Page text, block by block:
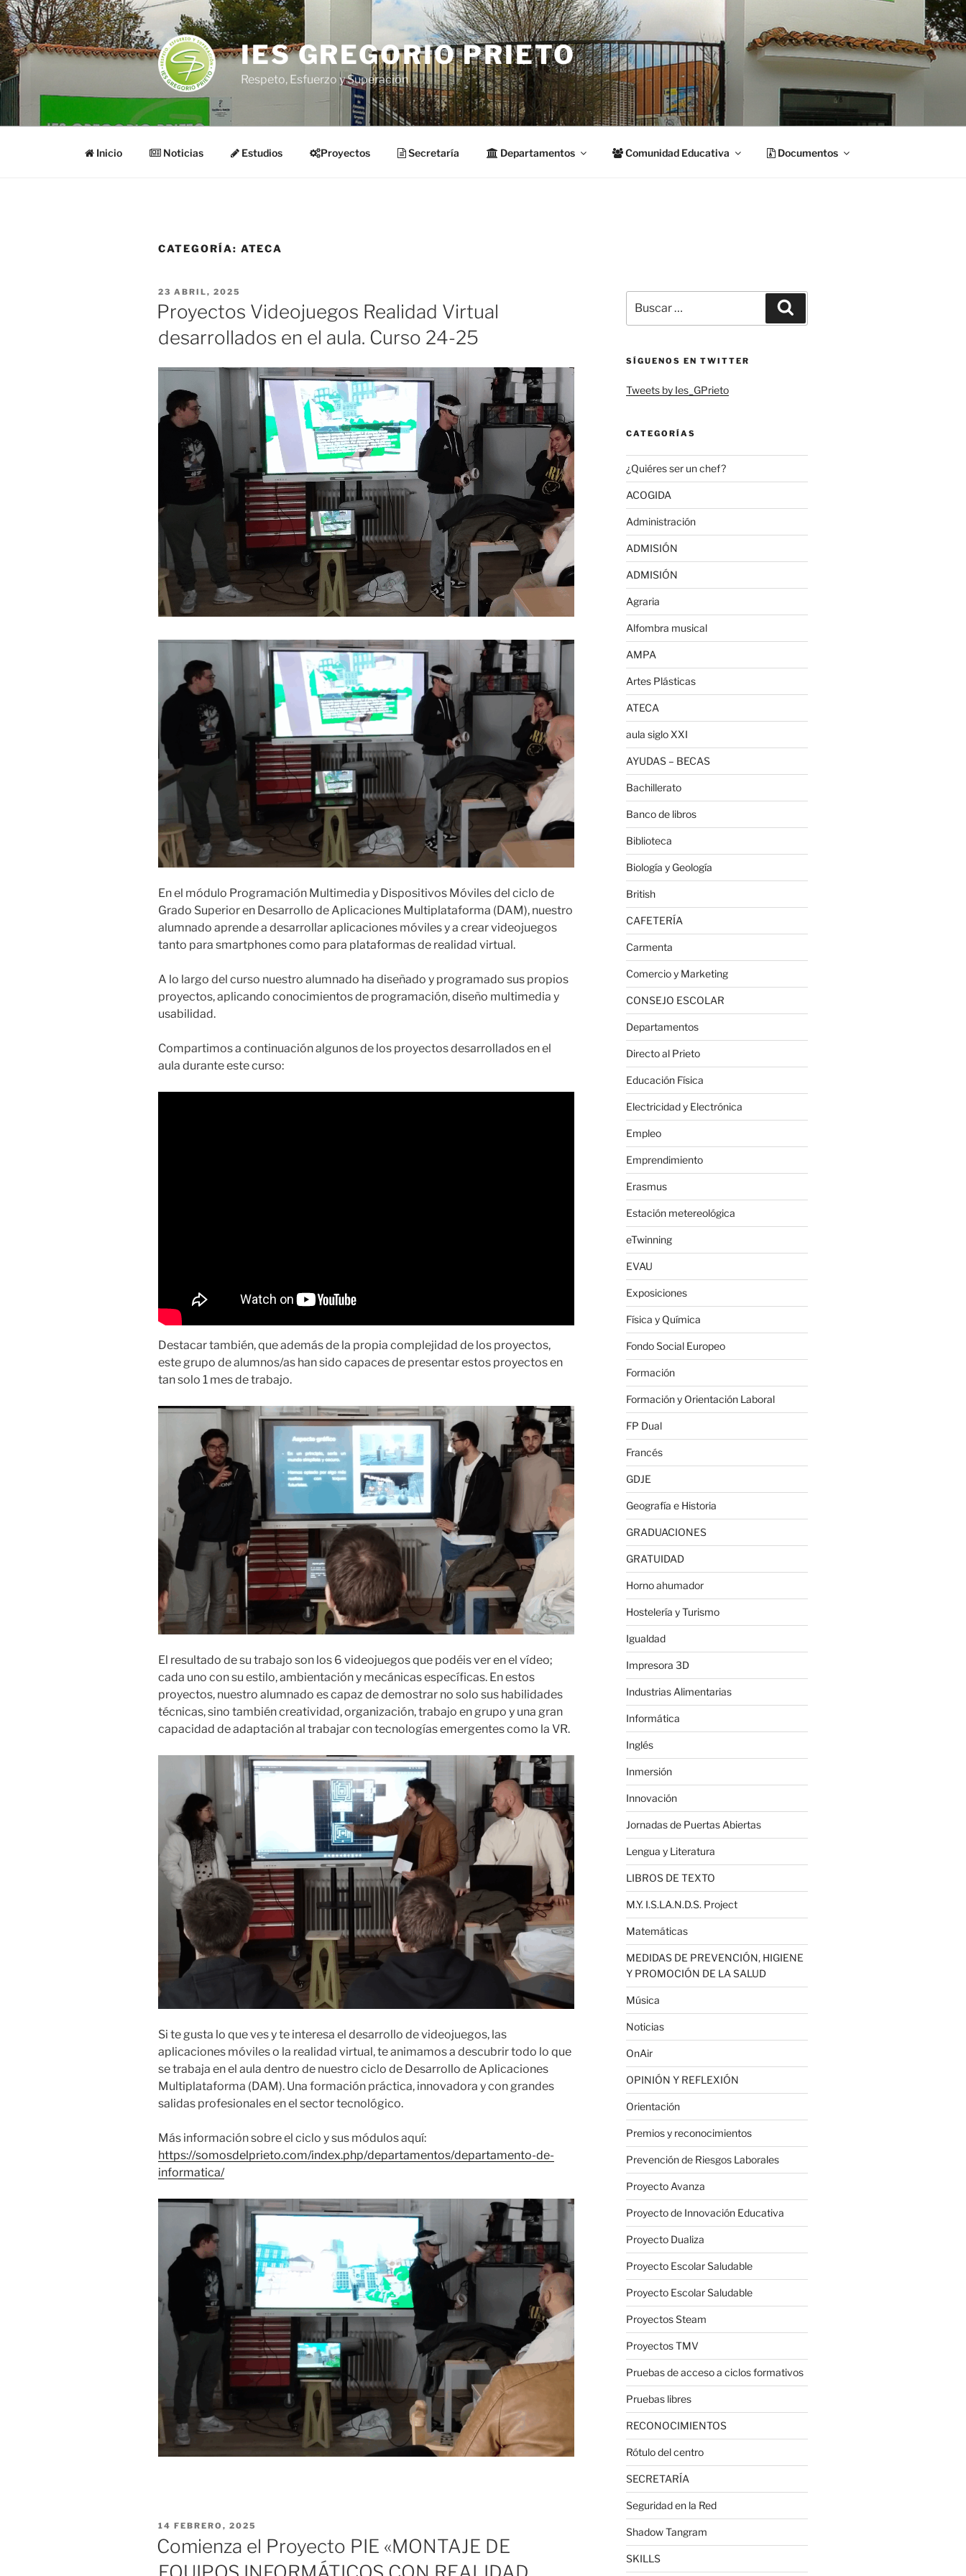
Saltar
al
contenido
IES GREGORIO PRIETO
Respeto, Esfuerzo y Superación
Inicio Noticias Estudios Proyectos Secretaría Departamentos Comunidad Educativa Documentos
CATEGORÍA: ATECA
PUBLICADO
EL
23 ABRIL, 2025
Proyectos Videojuegos Realidad Virtual
desarrollados en el aula. Curso 24-25
En el módulo Programación Multimedia y Dispositivos Móviles del ciclo de
Grado Superior en Desarrollo de Aplicaciones Multiplataforma (DAM), nuestro
alumnado aprende a desarrollar aplicaciones móviles y a crear videojuegos
tanto para smartphones como para plataformas de realidad virtual.
A lo largo del curso nuestro alumnado ha diseñado y programado sus propios
proyectos, aplicando conocimientos de programación, diseño multimedia y
usabilidad.
Compartimos a continuación algunos de los proyectos desarrollados en el
aula durante este curso:
Destacar también, que además de la propia complejidad de los proyectos,
este grupo de alumnos/as han sido capaces de presentar estos proyectos en
tan solo 1 mes de trabajo.
El resultado de su trabajo son los 6 videojuegos que podéis ver en el vídeo;
cada uno con su estilo, ambientación y mecánicas específicas. En estos
proyectos, nuestro alumnado es capaz de demostrar no solo sus habilidades
técnicas, sino también creatividad, organización, trabajo en grupo y una gran
capacidad de adaptación al trabajar con tecnologías emergentes como la VR.
Si te gusta lo que ves y te interesa el desarrollo de videojuegos, las
aplicaciones móviles o la realidad virtual, te animamos a descubrir todo lo que
se trabaja en el aula dentro de nuestro ciclo de Desarrollo de Aplicaciones
Multiplataforma (DAM). Una formación práctica, innovadora y con grandes
salidas profesionales en el sector tecnológico.
Más información sobre el ciclo y sus módulos aquí:
https://somosdelprieto.com/index.php/departamentos/departamento-de-
informatica/
PUBLICADO
EL
14 FEBRERO, 2025
Comienza el Proyecto PIE «MONTAJE DE
por:
SÍGUENOS EN TWITTER
Tweets by Ies_GPrieto
CATEGORÍAS
¿Quiéres ser un chef?
ACOGIDA
Administración
ADMISIÓN
ADMISIÓN
Agraria
Alfombra musical
AMPA
Artes Plásticas
ATECA
aula siglo XXI
AYUDAS – BECAS
Bachillerato
Banco de libros
Biblioteca
Biología y Geología
British
CAFETERÍA
Carmenta
Comercio y Marketing
CONSEJO ESCOLAR
Departamentos
Directo al Prieto
Educación Física
Electricidad y Electrónica
Empleo
Emprendimiento
Erasmus
Estación metereológica
eTwinning
EVAU
Exposiciones
Física y Química
Fondo Social Europeo
Formación
Formación y Orientación Laboral
FP Dual
Francés
GDJE
Geografía e Historia
GRADUACIONES
GRATUIDAD
Horno ahumador
Hostelería y Turismo
Igualdad
Impresora 3D
Industrias Alimentarias
Informática
Inglés
Inmersión
Innovación
Jornadas de Puertas Abiertas
Lengua y Literatura
LIBROS DE TEXTO
M.Y. I.S.LA.N.D.S. Project
Matemáticas
MEDIDAS DE PREVENCIÓN, HIGIENE
Y PROMOCIÓN DE LA SALUD
Música
Noticias
OnAir
OPINIÓN Y REFLEXIÓN
Orientación
Premios y reconocimientos
Prevención de Riesgos Laborales
Proyecto Avanza
Proyecto de Innovación Educativa
Proyecto Dualiza
Proyecto Escolar Saludable
Proyecto Escolar Saludable
Proyectos Steam
Proyectos TMV
Pruebas de acceso a ciclos formativos
Pruebas libres
RECONOCIMIENTOS
Rótulo del centro
SECRETARÍA
Seguridad en la Red
Shadow Tangram
SKILLS